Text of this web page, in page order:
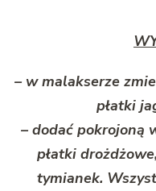
– w malakserze
płatki
– dodać pokrojoną
płatki
tymianek.